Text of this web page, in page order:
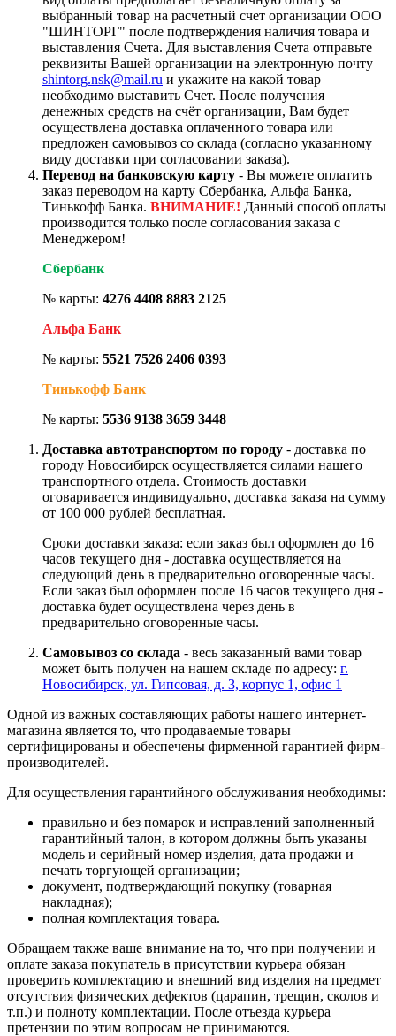
выбранный товар на расчетный счет организации ООО
"ШИНТОРГ" после подтверждения наличия товара и
выставления Счета. Для выставления Счета отправьте
реквизиты Вашей организации на электронную почту
shintorg.nsk@mail.ru и укажите на какой товар
необходимо выставить Счет. После получения
денежных средств на счёт организации, Вам будет
осуществлена доставка оплаченного товара или
предложен самовывоз со склада (согласно указанному
виду доставки при согласовании заказа).
Перевод на банковскую карту - Вы можете оплатить
заказ переводом на карту Сбербанка, Альфа Банка,
Тинькофф Банка. ВНИМАНИЕ! Данный способ оплаты
производится только после согласования заказа с
Менеджером!
Сбербанк
№ карты: 4276 4408 8883 2125
Альфа Банк
№ карты: 5521 7526 2406 0393
Тинькофф Банк
№ карты: 5536 9138 3659 3448
Доставка автотранспортом по городу - доставка по
городу Новосибирск осуществляется силами нашего
транспортного отдела. Стоимость доставки
оговаривается индивидуально, доставка заказа на сумму
от 100 000 рублей бесплатная.
Сроки доставки заказа: если заказ был оформлен до 16
часов текущего дня - доставка осуществляется на
следующий день в предварительно оговоренные часы.
Если заказ был оформлен после 16 часов текущего дня -
доставка будет осуществлена через день в
предварительно оговоренные часы.
Самовывоз со склада - весь заказанный вами товар
может быть получен на нашем складе по адресу: г.
Новосибирск, ул. Гипсовая, д. 3, корпус 1, офис 1
Одной из важных составляющих работы нашего интернет-
магазина является то, что продаваемые товары
сертифицированы и обеспечены фирменной гарантией фирм-
производителей.
Для осуществления гарантийного обслуживания необходимы:
правильно и без помарок и исправлений заполненный
гарантийный талон, в котором должны быть указаны
модель и серийный номер изделия, дата продажи и
печать торгующей организации;
документ, подтверждающий покупку (товарная
накладная);
полная комплектация товара.
Обращаем также ваше внимание на то, что при получении и
оплате заказа покупатель в присутствии курьера обязан
проверить комплектацию и внешний вид изделия на предмет
отсутствия физических дефектов (царапин, трещин, сколов и
т.п.) и полноту комплектации. После отъезда курьера
претензии по этим вопросам не принимаются.